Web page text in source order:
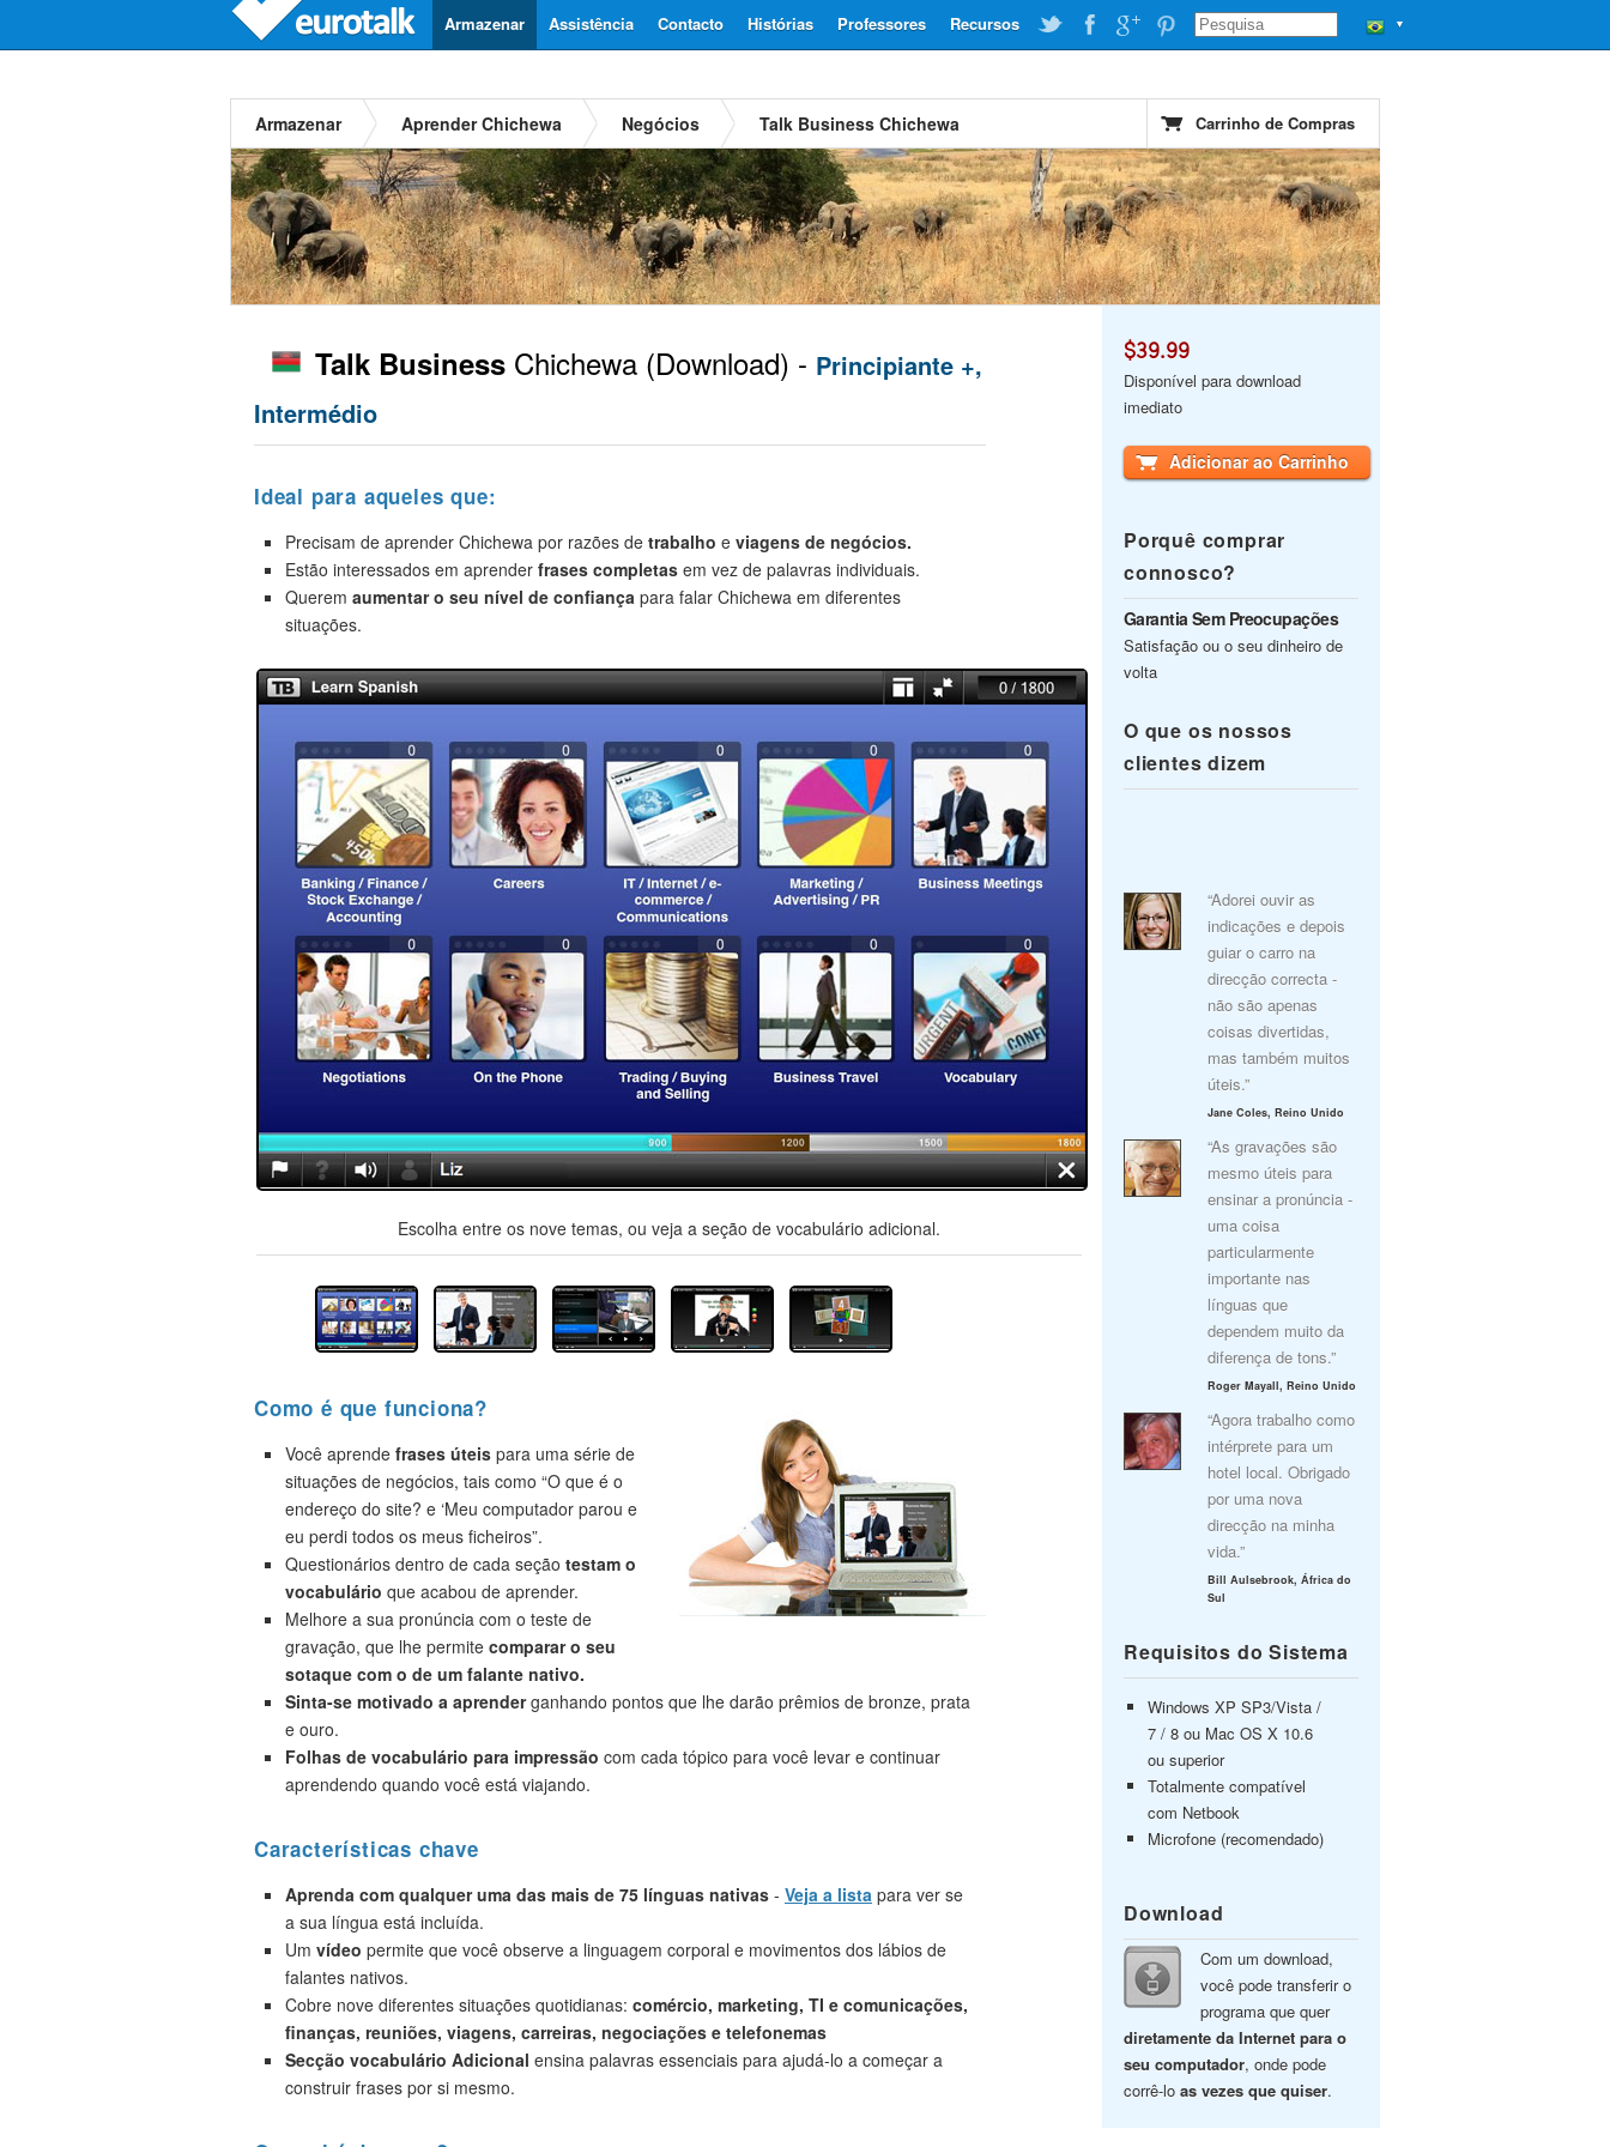
▼
Recursos
Professores
Histórias
Contacto
Assistência
Armazenar
Armazenar Aprender Chichewa Negócios Talk Business Chichewa Carrinho de Compras
Talk Business Chichewa (Download) - Principiante +,
Intermédio
Ideal para aqueles que:
Precisam de aprender Chichewa por razões de trabalho e viagens de negócios.
Estão interessados em aprender frases completas em vez de palavras individuais.
Querem aumentar o seu nível de confiança para falar Chichewa em diferentes
situações.
Escolha entre os nove temas, ou veja a seção de vocabulário adicional.
Como é que funciona?
Você aprende frases úteis para uma série de
situações de negócios, tais como “O que é o
endereço do site? e ‘Meu computador parou e
eu perdi todos os meus ficheiros”.
Questionários dentro de cada seção testam o
vocabulário que acabou de aprender.
Melhore a sua pronúncia com o teste de
gravação, que lhe permite comparar o seu
sotaque com o de um falante nativo.
Sinta-se motivado a aprenderganhando pontos que lhe darão prêmios de bronze, prata
e ouro.
Folhas de vocabulário para impressão com cada tópico para você levar e continuar
aprendendo quando você está viajando.
Características chave
Aprenda com qualquer uma das mais de 75 línguas nativas - Veja a lista para ver se
a sua língua está incluída.
Um vídeo permite que você observe a linguagem corporal e movimentos dos lábios de
falantes nativos.
Cobre nove diferentes situações quotidianas: comércio, marketing, TI e comunicações,
finanças, reuniões, viagens, carreiras, negociações e telefonemas
Secção vocabulário Adicional ensina palavras essenciais para ajudá-lo a começar a
construir frases por si mesmo.
$39.99
Disponível para download
imediato
Adicionar ao Carrinho
Porquê comprar
connosco?
Garantia Sem Preocupações
Satisfação ou o seu dinheiro de
volta
O que os nossos
clientes dizem
“Adorei ouvir as
indicações e depois
guiar o carro na
direcção correcta -
não são apenas
coisas divertidas,
mas também muitos
úteis.”
Jane Coles, Reino Unido
“As gravações são
mesmo úteis para
ensinar a pronúncia -
uma coisa
particularmente
importante nas
línguas que
dependem muito da
diferença de tons.”
Roger Mayall, Reino Unido
“Agora trabalho como
intérprete para um
hotel local. Obrigado
por uma nova
direcção na minha
vida.”
Bill Aulsebrook, África do
Sul
Requisitos do Sistema
Windows XP SP3/Vista /
7 / 8 ou Mac OS X 10.6
ou superior
Totalmente compatível
com Netbook
Microfone (recomendado)
Download
Com um download,
você pode transferir o
programa que quer
diretamente da Internet para o
seu computador, onde pode
corrê-lo as vezes que quiser.